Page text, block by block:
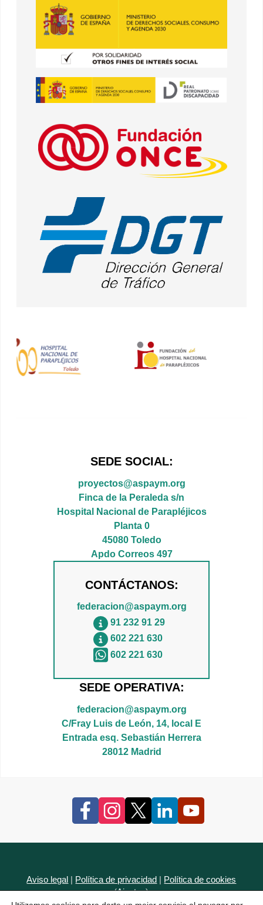
SEDE SOCIAL:
proyectos@aspaym.org
Finca de la Peraleda s/n
Hospital Nacional de Parapléjicos
Planta 0
45080 Toledo
Apdo Correos 497
CONTÁCTANOS:
federacion@aspaym.org
91 232 91 29
602 221 630
602 221 630
SEDE OPERATIVA:
federacion@aspaym.org
C/Fray Luis de León, 14, local E
Entrada esq. Sebastián Herrera
28012 Madrid
Aviso legal Política de privacidad
Política de cookies
(Ajustes)